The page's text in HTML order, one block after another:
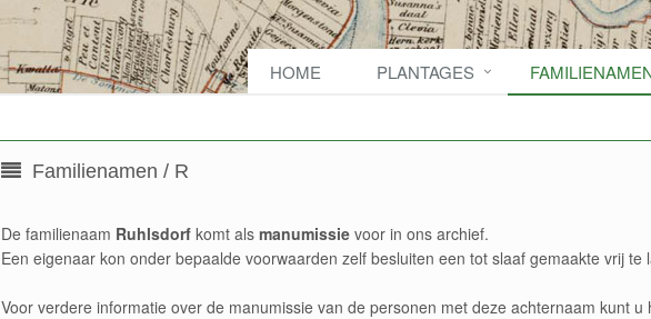
HOME PLANTAGES
Familienamen / R
De familienaam Ruhlsdorfkomt als manumissievoor in ons archief.
Een eigenaar kon onder bepaalde voorwaarden zelf besluiten een tot slaaf gemaakte vrij te
Voor verdere informatie over de manumissie van de personen met deze achternaam kunt u